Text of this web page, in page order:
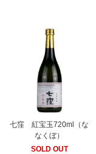
七窪 紅宝玉720ml（な
なくぼ）
SOLD OUT